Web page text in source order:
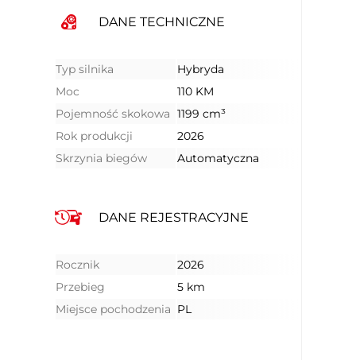
DANE TECHNICZNE
Typ silnika
Hybryda
Moc
110 KM
Pojemność skokowa 1199 cm³
Rok produkcji
2026
Skrzynia biegów
Automatyczna
DANE REJESTRACYJNE
Rocznik
2026
Przebieg
5 km
Miejsce pochodzenia PL